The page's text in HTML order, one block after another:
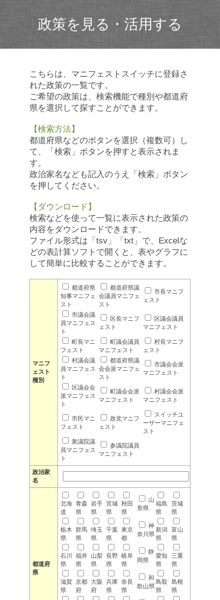
政策を見る・活用する
こちらは、マニフェストスイッチに登録さ
れた政策の一覧です。
ご希望の政策は、検索機能で種別や都道府
県を選択して探すことができます。
【検索方法】
都道府県などのボタンを選択（複数可）し
て、「検索」ボタンを押すと表示されま
す。
政治家名なども記入のうえ「検索」ボタン
を押してください。
【ダウンロード】
検索などを使って一覧に表示された政策の
内容をダウンロードできます。
ファイル形式は「tsv」「txt」で、Excelな
どの表計算ソフトで開くと、表やグラフに
して簡単に比較することができます。
マニフ
ェスト
種別
都道府県
知事マニフェ
スト
都道府県議
会議員マニフェ
スト
市長マニフ
ェスト
市議会議
員マニフェス
ト
区長マニフ
ェスト
区議会議員
マニフェスト
町長マニ
フェスト
町議会議員
マニフェスト
村長マニフ
ェスト
村議会議
員マニフェス
ト
都道府県議
会会派マニフェ
スト
市議会会派
マニフェスト
区議会会
派マニフェス
ト
町議会会派
マニフェスト
村議会会派
マニフェスト
市民マニ
フェスト
政党マニフ
ェスト
スイッチユ
ーザーマニフェ
スト
衆議院議
員マニフェス
ト
参議院議員
マニフェスト
政治家
名
都道府
県
北海
道
青森
県
岩手
県
宮城
県
秋田
県
山
形県
福島
県
茨城
県
栃木
県
群馬
県
埼玉
県
千葉
県
東京
都
神
奈川県
新潟
県
富山
県
石川
県
福井
県
山梨
県
長野
県
岐阜
県
静
岡県
愛知
県
三重
県
滋賀
県
京都
府
大阪
府
兵庫
県
奈良
県
和
歌山県
鳥取
県
島根
県